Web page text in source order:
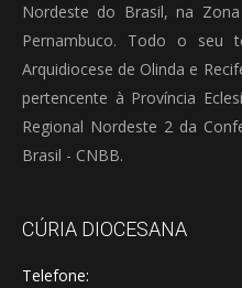
Nordeste do Brasil, na
Pernambuco. Todo o seu
Arquidiocese de Olinda e
pertencente à Província
Regional Nordeste 2 da
Brasil - CNBB.
CÚRIA DIOCESANA
Telefone: